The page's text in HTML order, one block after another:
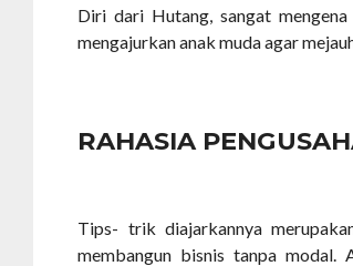
Diri dari Hutang, sangat
mengajurkan anak muda agar
RAHASIA
Tips- trik diajarkannya
membangun bisnis tanpa modal.